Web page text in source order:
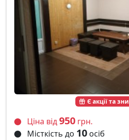
Є акції та
Ціна від950 грн.
Місткість до 10 осіб